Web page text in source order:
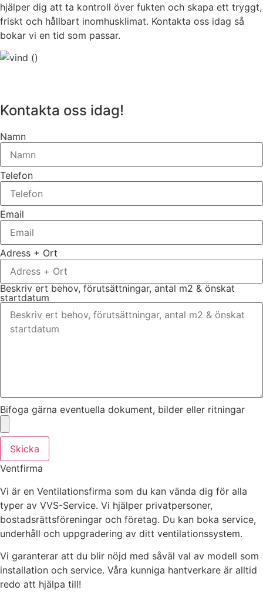
hjälper dig att ta kontroll över fukten och skapa ett tryggt,
friskt och hållbart inomhusklimat. Kontakta oss idag så
bokar vi en tid som passar.
Kontakta oss idag!
Namn
Telefon
Email
Adress + Ort
Beskriv ert behov, förutsättningar, antal m2 & önskat
startdatum
Bifoga gärna eventuella dokument, bilder eller ritningar
Skicka
Ventfirma
Vi är en Ventilationsfirma som du kan vända dig för alla
typer av VVS-Service. Vi hjälper privatpersoner,
bostadsrättsföreningar och företag. Du kan boka service,
underhåll och uppgradering av ditt ventilationssystem.
Vi garanterar att du blir nöjd med såväl val av modell som
installation och service. Våra kunniga hantverkare är alltid
redo att hjälpa till!